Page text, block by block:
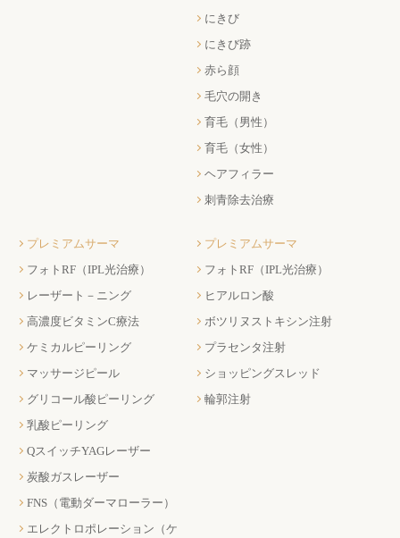
にきび
にきび跡
赤ら顔
毛穴の開き
育毛（男性）
育毛（女性）
ヘアフィラー
刺青除去治療
プレミアムサーマ
フォトRF（IPL光治療）
レーザート－ニング
高濃度ビタミンC療法
ケミカルピーリング
マッサージピール
グリコール酸ピーリング
乳酸ピーリング
QスイッチYAGレーザー
炭酸ガスレーザー
FNS（電動ダーマローラー）
エレクトロポレーション（ケ
プレミアムサーマ
フォトRF（IPL光治療）
ヒアルロン酸
ボツリヌストキシン注射
プラセンタ注射
ショッピングスレッド
輪郭注射